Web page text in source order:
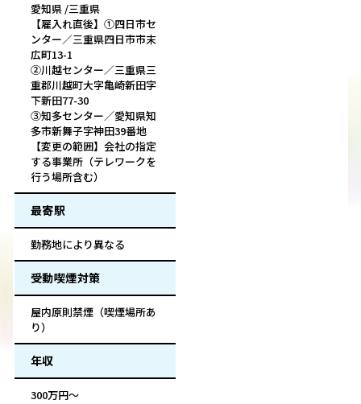
愛知県 /三重県
【雇入れ直後】①四日市セ
ンター／三重県四日市市末
広町13-1
②川越センター／三重県三
重郡川越町大字亀崎新田字
下新田77-30
③知多センター／愛知県知
多市新舞子字神田39番地
【変更の範囲】会社の指定
する事業所（テレワークを
行う場所含む）
最寄駅
勤務地により異なる
受動喫煙対策
屋内原則禁煙（喫煙場所あ
り）
年収
300万円～